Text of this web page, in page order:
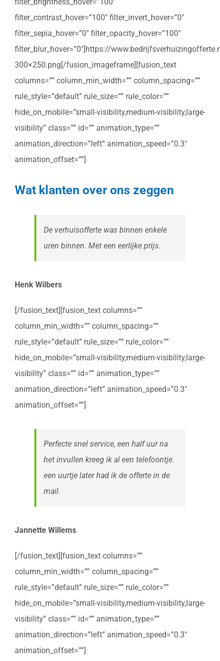
filter_contrast_hover=”100″ filter_invert_hover=”0″
filter_sepia_hover=”0″ filter_opacity_hover=”100″
filter_blur_hover=”0″]https://
300×250.png[/fusion_imageframe][fusion_text
columns=”” column_min_width=”” column_spacing=””
rule_style=”default” rule_size=”” rule_color=””
hide_on_mobile=”small-visibility,medium-visibility,large-
visibility” class=”” id=”” animation_type=””
animation_direction=”left” animation_speed=”0.3″
animation_offset=””]
Wat klanten over ons zeggen
De verhuisofferte was binnen enkele
uren binnen. Met een eerlijke prijs.
Henk Wilbers
[/fusion_text][fusion_text columns=””
column_min_width=”” column_spacing=””
rule_style=”default” rule_size=”” rule_color=””
hide_on_mobile=”small-visibility,medium-visibility,large-
visibility” class=”” id=”” animation_type=””
animation_direction=”left” animation_speed=”0.3″
animation_offset=””]
Perfecte snel service, een half uur na
het invullen kreeg ik al een telefoontje.
een uurtje later had ik de offerte in de
mail.
Jannette Willems
[/fusion_text][fusion_text columns=””
column_min_width=”” column_spacing=””
rule_style=”default” rule_size=”” rule_color=””
hide_on_mobile=”small-visibility,medium-visibility,large-
visibility” class=”” id=”” animation_type=””
animation_direction=”left” animation_speed=”0.3″
animation_offset=””]